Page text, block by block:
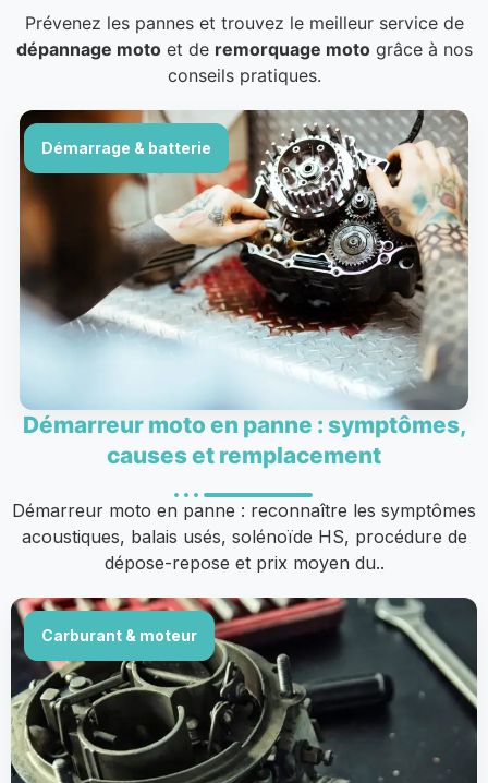
Prévenez les pannes et trouvez le meilleur service de
dépannage motoet de remorquage motogrâce à nos
conseils pratiques.
Démarrage & batterie
Démarreur moto en panne : symptômes,
causes et remplacement
Démarreur moto en panne : reconnaître les symptômes
acoustiques, balais usés, solénoïde HS, procédure de
dépose-repose et prix moyen du..
Carburant & moteur